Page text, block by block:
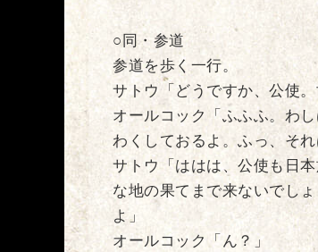
○同・参道
参道を歩く一行。
サトウ「どうですか、公使
オールコック「ふふふ。わ
わくしておるよ。ふっ、それ
サトウ「ははは、公使も日
な地の果てまで来ないでし
よ」
オールコック「ん？」